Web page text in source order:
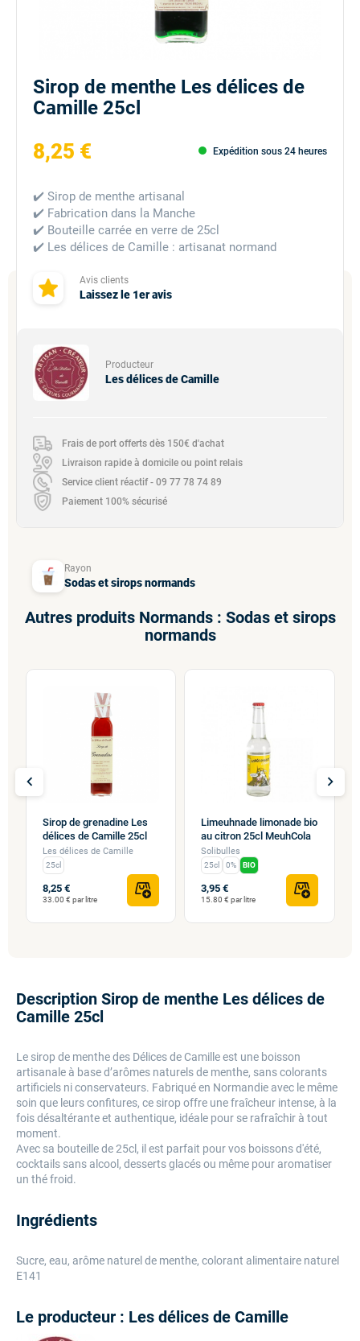
Sirop de menthe Les délices de
Camille 25cl
Avis clients
Laissez le 1er avis
✔️ Sirop de menthe artisanal
✔️ Fabrication dans la Manche
✔️ Bouteille carrée en verre de 25cl
✔️ Les délices de Camille : artisanat normand
8,25 € Expédition sous 24 heures
Producteur
Les délices de Camille
Frais de port offerts dès 150€ d'achat
Livraison rapide à domicile ou point relais
Service client réactif - 09 77 78 74 89
Paiement 100% sécurisé
Rayon
Sodas et sirops normands
Autres produits Normands : Sodas et sirops
normands
Sirop de grenadine Les
délices de Camille 25cl
Les délices de Camille
25cl
8,25 €
33.00 € par litre
Limeuhnade limonade bio
au citron 25cl MeuhCola
Solibulles
25cl 0% BIO
3,95 €
15.80 € par litre
chevron_left chevron_right
Description Sirop de menthe Les délices de
Camille 25cl
Le sirop de menthe des Délices de Camille est une boisson
artisanale à base d’arômes naturels de menthe, sans colorants
artificiels ni conservateurs. Fabriqué en Normandie avec le même
soin que leurs confitures, ce sirop offre une fraîcheur intense, à la
fois désaltérante et authentique, idéale pour se rafraîchir à tout
moment.
Avec sa bouteille de 25cl, il est parfait pour vos boissons d'été,
cocktails sans alcool, desserts glacés ou même pour aromatiser
un thé froid.
Ingrédients
Sucre, eau, arôme naturel de menthe, colorant alimentaire naturel
E141
Le producteur : Les délices de Camille